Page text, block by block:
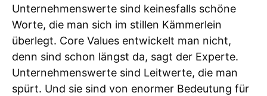
Unternehmenswerte sind keinesfalls schöne
Worte, die man sich im stillen Kämmerlein
überlegt. Core Values entwickelt man nicht,
denn sind schon längst da, sagt der Experte.
Unternehmenswerte sind Leitwerte, die man
spürt. Und sie sind von enormer Bedeutung für